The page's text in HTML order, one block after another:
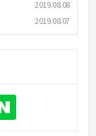
2019.08.08
2019.08.07